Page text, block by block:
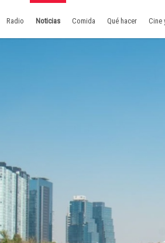
Radio Noticias Comida Qué hacer Cine